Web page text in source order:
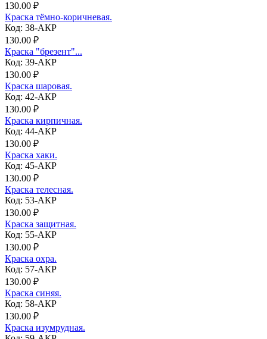
130.00 ₽
Краска тёмно-коричневая.
Код: 38-АКР
130.00 ₽
Краска "брезент"...
Код: 39-АКР
130.00 ₽
Краска шаровая.
Код: 42-АКР
130.00 ₽
Краска кирпичная.
Код: 44-АКР
130.00 ₽
Краска хаки.
Код: 45-АКР
130.00 ₽
Краска телесная.
Код: 53-АКР
130.00 ₽
Краска защитная.
Код: 55-АКР
130.00 ₽
Краска охра.
Код: 57-АКР
130.00 ₽
Краска синяя.
Код: 58-АКР
130.00 ₽
Краска изумрудная.